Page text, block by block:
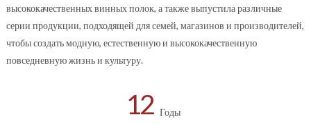
высококачественных винных полок, а также выпустила различные
серии продукции, подходящей для семей, магазинов и производителей,
чтобы создать модную, естественную и высококачественную
повседневную жизнь и культуру.
12 Годы